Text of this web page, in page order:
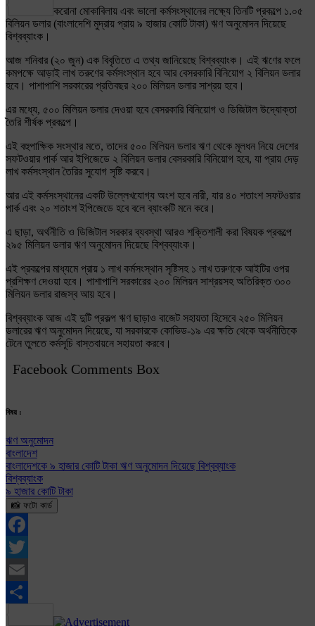
করোনা মোকাবিলায় এবং ভালো কর্মসংস্থানের লক্ষ্যে তিনটি প্রকল্পে ১.০৫
বিলিয়ন ডলার (বাংলাদেশি মুদ্রায় প্রায় ৯ হাজার কোটি টাকা) ঋণ অনুমোদন দিয়েছে
বিশ্বব্যাংক।
আজ শনিবার (২০ জুন) এক বিবৃতিতে এ তথ্য জানিয়েছে বিশ্বব্যাংক। এই ঋণের ফলে
কমপক্ষে আড়াই লাখ তরুণের কর্মসংস্থান হবে আর বেসরকারি বিনিয়োগ ২ বিলিয়ন ডলার
হবে। পাশাপাশি সরকারের প্রতিবছর ২০০ মিলিয়ন ডলার সাশ্রয় হবে।
এর মধ্যে, ৫০০ মিলিয়ন ডলার দেওয়া হবে বেসরকারি বিনিয়োগ ও ডিজিটাল উদ্যোক্তা
তৈরি শীর্ষক প্রকল্পে।
এই বহুপাক্ষিক সংস্থার মতে, তাদের ৫০০ মিলিয়ন ডলার ঋণ থেকে মূলধন নিয়ে দেশের
সফটওয়ার পার্ক আর ইপিজেডে ২ বিলিয়ন ডলার বেসরকারি বিনিয়োগ হবে, যা প্রায় দেড়
লাখ কর্মসংস্থান তৈরির সুযোগ সৃষ্টি করবে।
আর এই কর্মসংস্থানের একটি উল্লেখযোগ্য অংশ হবে নারী, যার ৪০ শতাংশ সফটওয়ার
পার্ক এবং ২০ শতাংশ ইপিজেডে হবে বলে ব্যাংকটি মনে করে।
এ ছাড়া, অর্থনীতি ও ডিজিটাল সরকার ব্যবস্থা আরও শক্তিশালী করা বিষয়ক প্রকল্পে
২৯৫ মিলিয়ন ডলার ঋণ অনুমোদন দিয়েছে বিশ্বব্যাংক।
এই প্রকল্পের মাধ্যমে প্রায় ১ লাখ কর্মসংস্থান সৃষ্টিসহ ১ লাখ তরুণকে আইটির ওপর
প্রশিক্ষণ দেওয়া হবে। পাশাপাশি সরকারের ২০০ মিলিয়ন সাশ্রয়সহ অতিরিক্ত ৩০০
মিলিয়ন ডলার রাজস্ব আয় হবে।
বিশ্বব্যাংক আজ এই দুটি প্রকল্প ঋণ ছাড়াও বাজেট সহায়তা হিসেবে ২৫০ মিলিয়ন
ডলারের ঋণ অনুমোদন দিয়েছে, যা সরকারকে কোভিড-১৯ এর ক্ষতি থেকে অর্থনীতিকে
টেনে তুলতে কর্মসূচি বাস্তবায়নে সহায়তা করবে।
Facebook Comments Box
বিষয় :
ঋণ অনুমোদন
বাংলাদেশ
বাংলাদেশকে ৯ হাজার কোটি টাকা ঋণ অনুমোদন দিয়েছে বিশ্বব্যাংক
বিশ্বব্যাংক
৯ হাজার কোটি টাকা
📸 ফটো কার্ড
Facebook
Twitter
Email
Share